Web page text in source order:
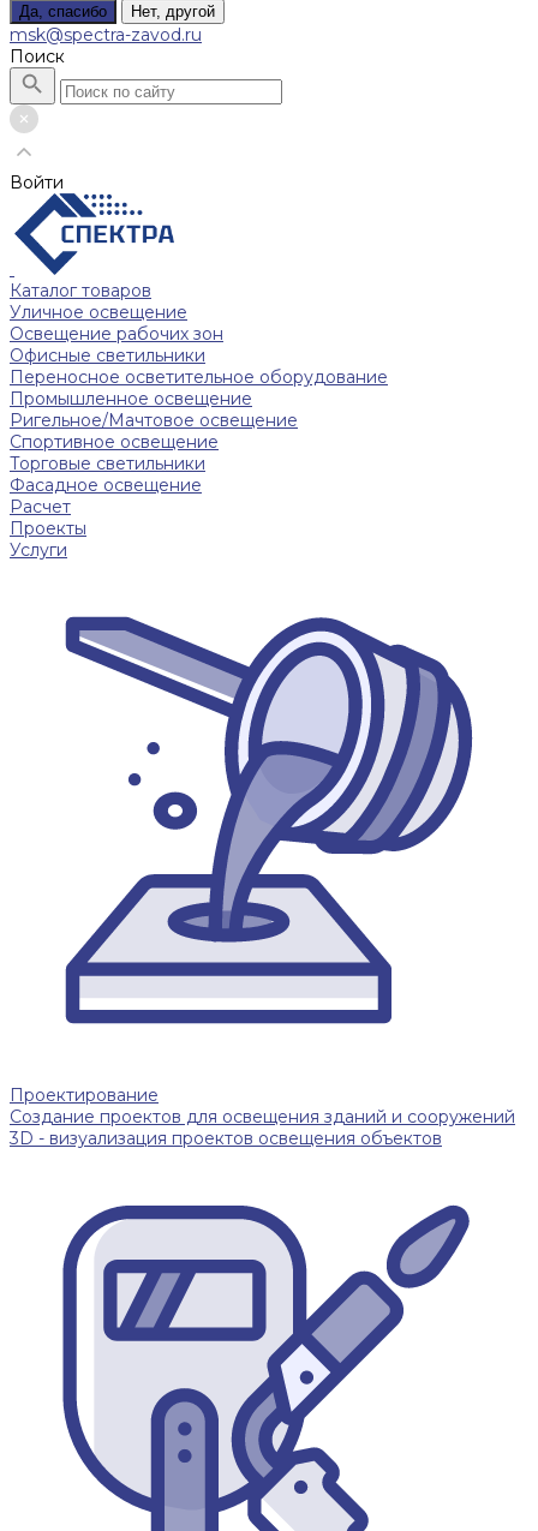
Да, спасибо Нет, другой
msk@spectra-zavod.ru
Поиск
Войти
Каталог товаров
Уличное освещение
Освещение рабочих зон
Офисные светильники
Переносное осветительное оборудование
Промышленное освещение
Ригельное/Мачтовое освещение
Спортивное освещение
Торговые светильники
Фасадное освещение
Расчет
Проекты
Услуги
Проектирование
Создание проектов для освещения зданий и сооружений
3D - визуализация проектов освещения объектов